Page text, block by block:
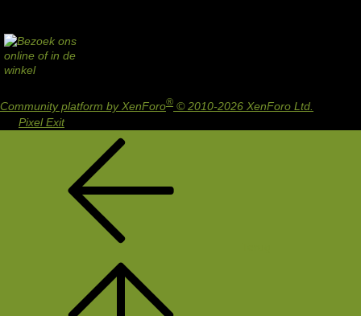
Community platform by XenForo® © 2010-2026 XenForo Ltd.
Pixel Exit